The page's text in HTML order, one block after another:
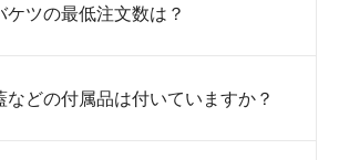
ケツの最低注文数は？
などの付属品は付いていますか？